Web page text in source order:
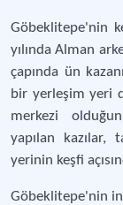
Göbeklitepe'nin
yılında Alman
çapında ün
bir yerleşim yeri
merkezi
yapılan
yerinin keşfi
Göbeklitepe'nin